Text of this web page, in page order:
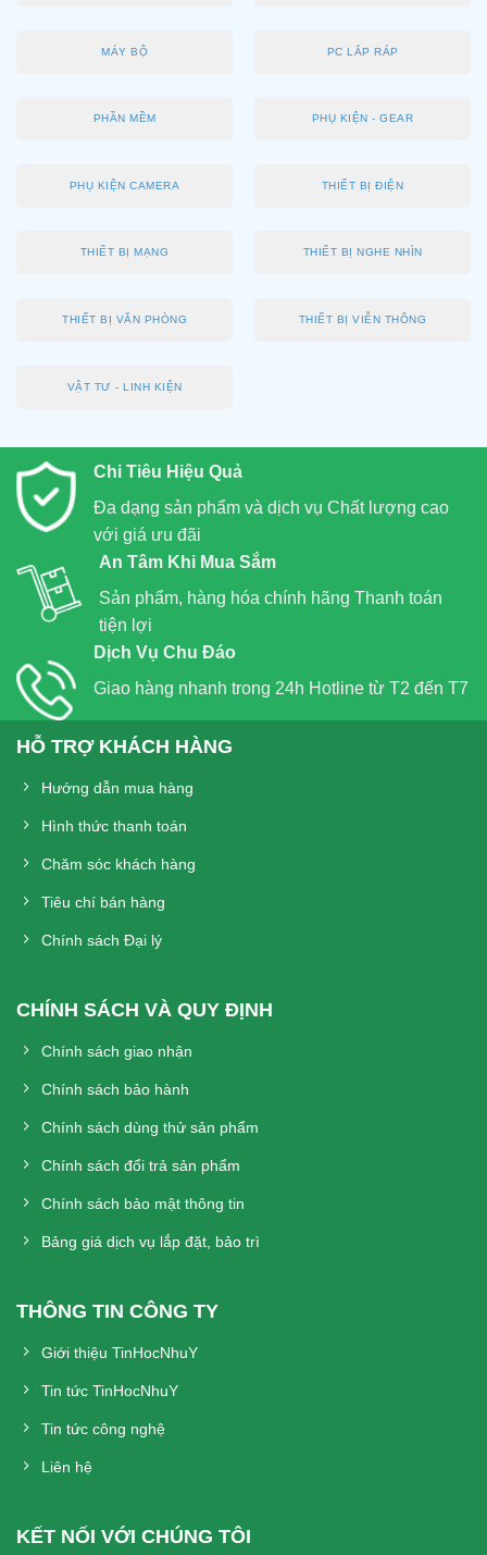
MÁY BỘ PC LẮP RÁP
PHẦN MỀM PHỤ KIỆN - GEAR
PHỤ KIỆN CAMERA THIẾT BỊ ĐIỆN
THIẾT BỊ MẠNG THIẾT BỊ NGHE NHÌN
THIẾT BỊ VĂN PHÒNG THIẾT BỊ VIỄN THÔNG
VẬT TƯ - LINH KIỆN
Chi Tiêu Hiệu Quả
Đa dạng sản phẩm và dịch vụ Chất lượng cao
với giá ưu đãi
An Tâm Khi Mua Sắm
Sản phẩm, hàng hóa chính hãng Thanh toán
tiện lợi
Dịch Vụ Chu Đáo
Giao hàng nhanh trong 24h Hotline từ T2 đến T7
HỖ TRỢ KHÁCH HÀNG
Hướng dẫn mua hàng
Hình thức thanh toán
Chăm sóc khách hàng
Tiêu chí bán hàng
Chính sách Đại lý
CHÍNH SÁCH VÀ QUY ĐỊNH
Chính sách giao nhận
Chính sách bảo hành
Chính sách dùng thử sản phẩm
Chính sách đổi trả sản phẩm
Chính sách bảo mật thông tin
Bảng giá dịch vụ lắp đặt, bảo trì
THÔNG TIN CÔNG TY
Giới thiệu TinHocNhuY
Tin tức TinHocNhuY
Tin tức công nghệ
Liên hệ
KẾT NỐI VỚI CHÚNG TÔI